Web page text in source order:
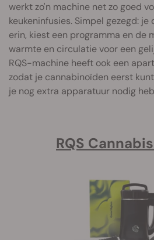
werkt zo'n machine net zo goed
keukeninfusies. Simpel gezegd:
erin, kiest een programma en de
warmte en circulatie voor een
RQS-machine heeft ook een
zodat je cannabinoïden eerst
je nog extra apparatuur nodig
RQS